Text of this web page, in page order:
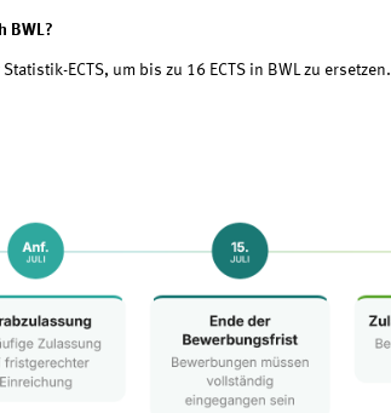
BWL?
ECTS, um bis zu 16 ECTS in BWL zu ersetzen.